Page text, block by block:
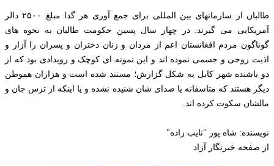
طالبان از سازمانهای بین المللی برای جمع آوری هر گدا مبلغ ۲۵۰۰ دالر
آمریکایی می گیرند. در چهار سال پسین حکومت طالبان به نحوه های
گوناگون مردم افغانستان اعم از مردان و زنان دختران و پسران را آزار و
اذیت روحی و جسمی نموده اند و این نمونه ای کوچک و رویدادی بود که از
دو باشنده شهر کابل به شکل گزارش؛ مستند شده است و هزاران هموطن
دیگر هستند که متاسفانه یا صدای شان شنیده نشده و یا اینکه از ترس جان و
مالشان سکوت کرده اند.
نویسنده: شاه پور "نایب زاده"
از صفحه خبرنگار آزاد